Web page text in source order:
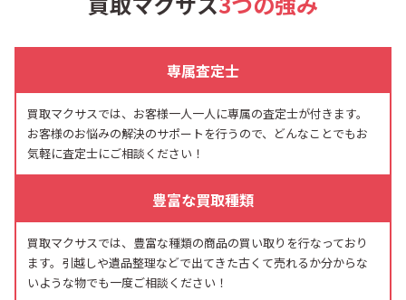
専属査定士
買取マクサスでは、お客様一人一人に専属の査定士が付きます。
お客様のお悩みの解決のサポートを行うので、どんなことでもお
気軽に査定士にご相談ください！
豊富な買取種類
買取マクサスでは、豊富な種類の商品の買い取りを行なっており
ます。引越しや遺品整理などで出てきた古くて売れるか分からな
いような物でも一度ご相談ください！